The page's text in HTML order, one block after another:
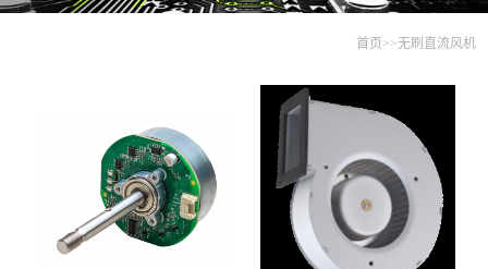
首页 >>无刷直流风机